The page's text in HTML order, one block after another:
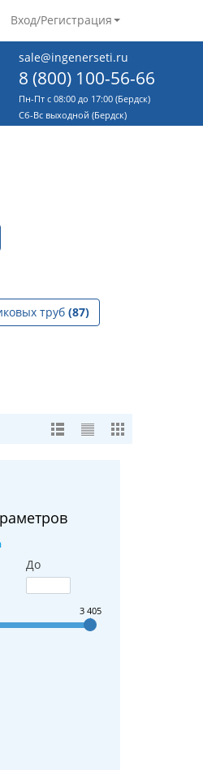
Вход/Регистрация
sale@ingenerseti.ru
8 (800) 100-56-66
Пн-Пт с 08:00 до 17:00 (Бердск)
Cб-Вс выходной (Бердск)
труб (87)
До
3 405